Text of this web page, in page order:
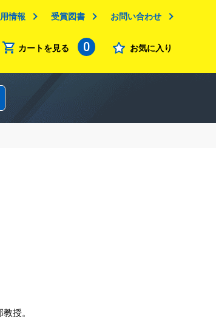
情報 受賞図書 お問い合わせ
カートを見る 0 お気に入り
授。